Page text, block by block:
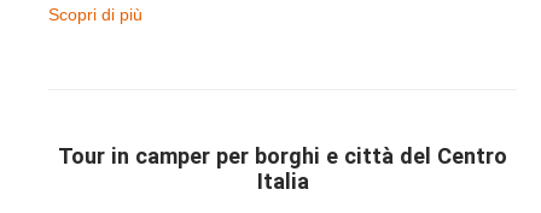
Scopri di più
Tour in camper per borghi e città del Centro
Italia